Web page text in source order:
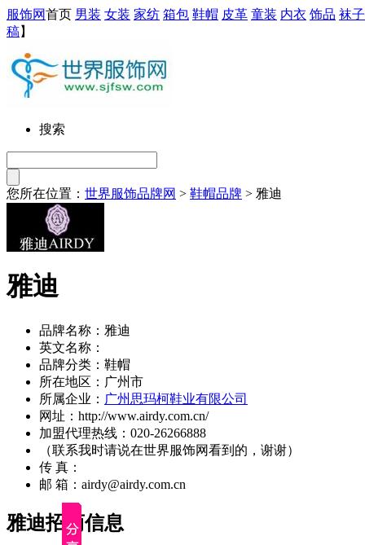
服饰网首页 男装 女装 家纺 箱包 鞋帽 皮革 童装 内衣 饰品 袜子
稿】
搜索
您所在位置： 世界服饰品牌网 > 鞋帽品牌 > 雅迪
雅迪
品牌名称：雅迪
英文名称：
品牌分类：鞋帽
所在地区：广州市
所属企业： 广州思玛柯鞋业有限公司
网址：http://www.airdy.com.cn/
加盟代理热线：020-26266888
（联系我时请说在世界服饰网看到的，谢谢）
传 真：
邮 箱：airdy@airdy.com.cn
雅迪招商信息